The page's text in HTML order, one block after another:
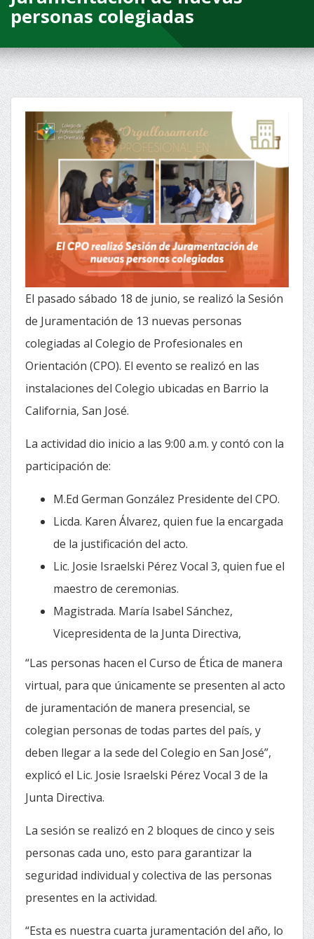
personas colegiadas
El pasado sábado 18 de junio, se realizó la Sesión
de Juramentación de 13 nuevas personas
colegiadas al Colegio de Profesionales en
Orientación (CPO). El evento se realizó en las
instalaciones del Colegio ubicadas en Barrio la
California, San José.
La actividad dio inicio a las 9:00 a.m. y contó con la
participación de:
M.Ed German González Presidente del CPO.
Licda. Karen Álvarez, quien fue la encargada
de la justificación del acto.
Lic. Josie Israelski Pérez Vocal 3, quien fue el
maestro de ceremonias.
Magistrada. María Isabel Sánchez,
Vicepresidenta de la Junta Directiva,
“Las personas hacen el Curso de Ética de manera
virtual, para que únicamente se presenten al acto
de juramentación de manera presencial, se
colegian personas de todas partes del país, y
deben llegar a la sede del Colegio en San José”,
explicó el Lic. Josie Israelski Pérez Vocal 3 de la
Junta Directiva.
La sesión se realizó en 2 bloques de cinco y seis
personas cada uno, esto para garantizar la
seguridad individual y colectiva de las personas
presentes en la actividad.
“Esta es nuestra cuarta juramentación del año, lo